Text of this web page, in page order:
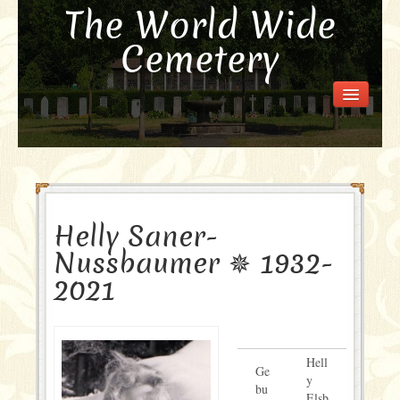
The World Wide
Cemetery
Welcome
Visit the Cemetery
How it Works
Purchase a Memorial
Helly Saner-
Nussbaumer ✵ 1932-
2021
Ge
bu
Hell
y